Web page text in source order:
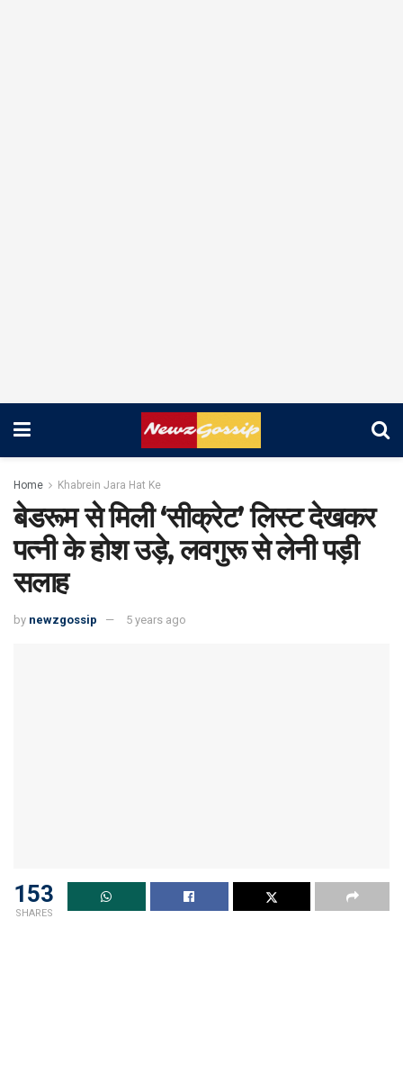
Home Khabrein Jara Hat Ke
बेडरूम से मिली ‘सीक्रेट’ लिस्ट देखकर
पत्नी के होश उड़े, लवगुरू से लेनी पड़ी
सलाह
by newzgossip 5 years ago
153
SHARES